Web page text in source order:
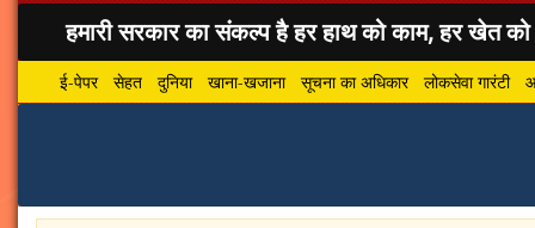
हमारी सरकार का संकल्प है हर हाथ को काम, हर खेत को
ई-पेपर सेहत दुनिया खाना-खजाना सूचना का अधिकार लोकसेवा गारंटी